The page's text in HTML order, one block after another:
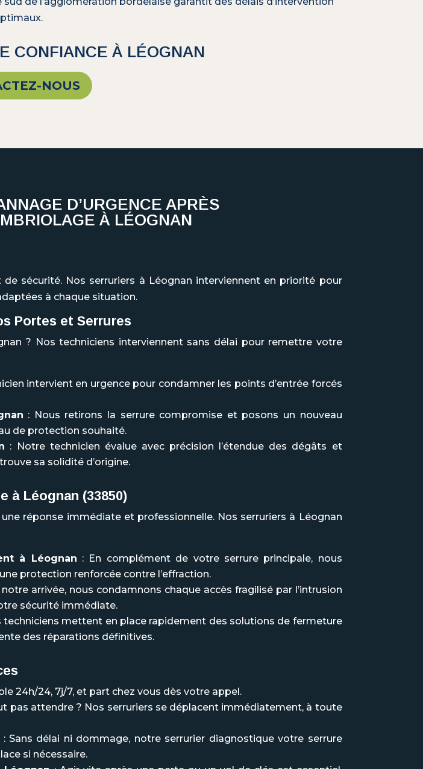
CONFIANCE À LÉOGNAN
NOUS
D’URGENCE APRÈS
À LÉOGNAN
sécurité. Nos serruriers à Léognan interviennent en priorité pour
à chaque situation.
Portes et Serrures
? Nos techniciens interviennent sans délai pour remettre votre
intervient en urgence pour condamner les points d’entrée forcés
: Nous retirons la serrure compromise et posons un nouveau
de protection souhaité.
: Notre technicien évalue avec précision l’étendue des dégâts et
sa solidité d’origine.
à Léognan (33850)
réponse immédiate et professionnelle. Nos serruriers à Léognan
à Léognan : En complément de votre serrure principale, nous
protection renforcée contre l’effraction.
notre arrivée, nous condamnons chaque accès fragilisé par l’intrusion
sécurité immédiate.
techniciens mettent en place rapidement des solutions de fermeture
des réparations définitives.
24h/24, 7j/7, et part chez vous dès votre appel.
pas attendre ? Nos serruriers se déplacent immédiatement, à toute
: Sans délai ni dommage, notre serrurier diagnostique votre serrure
si nécessaire.